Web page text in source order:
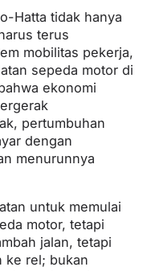
Hatta tidak hanya
terus
mobilitas pekerja,
sepeda motor di
ekonomi
pertumbuhan
dengan
menurunnya
untuk memulai
motor, tetapi
jalan, tetapi
ke rel; bukan